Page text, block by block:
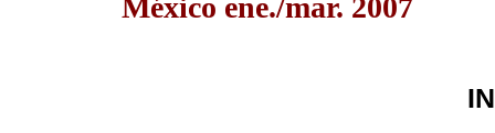
México ene./mar. 2007